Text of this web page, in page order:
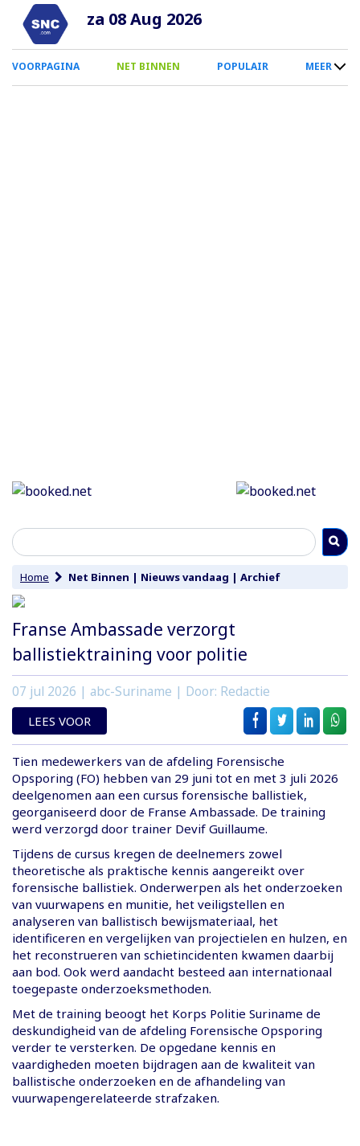
Overslaan
naar
inhoud
za 08 Aug 2026
0
Smartphone
VOORPAGINA NET BINNEN POPULAIR MEER
Home Net Binnen | Nieuws vandaag | Archief
Franse Ambassade verzorgt
ballistiektraining voor politie
07 jul 2026 | abc-Suriname | Door: Redactie
LEES VOOR
Tien medewerkers van de afdeling Forensische
Opsporing (FO) hebben van 29 juni tot en met 3 juli 2026
deelgenomen aan een cursus forensische ballistiek,
georganiseerd door de Franse Ambassade. De training
werd verzorgd door trainer Devif Guillaume.
Tijdens de cursus kregen de deelnemers zowel
theoretische als praktische kennis aangereikt over
forensische ballistiek. Onderwerpen als het onderzoeken
van vuurwapens en munitie, het veiligstellen en
analyseren van ballistisch bewijsmateriaal, het
identificeren en vergelijken van projectielen en hulzen, en
het reconstrueren van schietincidenten kwamen daarbij
aan bod. Ook werd aandacht besteed aan internationaal
toegepaste onderzoeksmethoden.
Met de training beoogt het Korps Politie Suriname de
deskundigheid van de afdeling Forensische Opsporing
verder te versterken. De opgedane kennis en
vaardigheden moeten bijdragen aan de kwaliteit van
ballistische onderzoeken en de afhandeling van
vuurwapengerelateerde strafzaken.